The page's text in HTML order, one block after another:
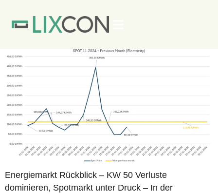
Energiepreis�bersicht KW
51
Energiemarkt Rückblick – KW 50 Verluste
dominieren, Spotmarkt unter Druck – In der